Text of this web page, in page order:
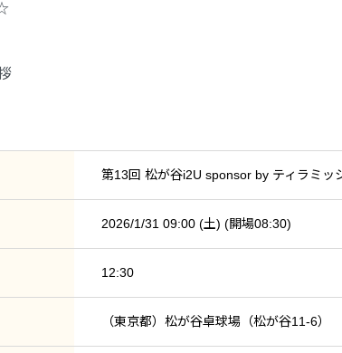
第13回 松が谷i2U sponsor by ティラミッ
2026/1/31 09:00 (土) (開場08:30)
12:30
（東京都）松が谷卓球場（松が谷11-6）